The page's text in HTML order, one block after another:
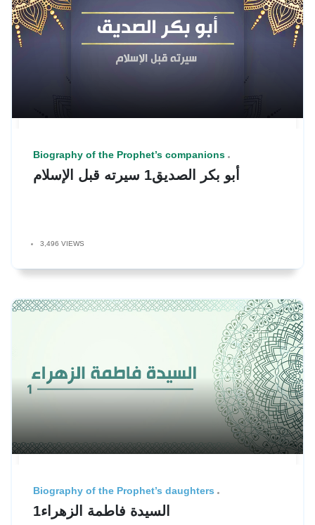
Biography of the Prophet’s companions
أبو بكر الصديق1 سيرته قبل الإسلام
3,496 VIEWS
Biography of the Prophet’s daughters
السيدة فاطمة الزهراء1